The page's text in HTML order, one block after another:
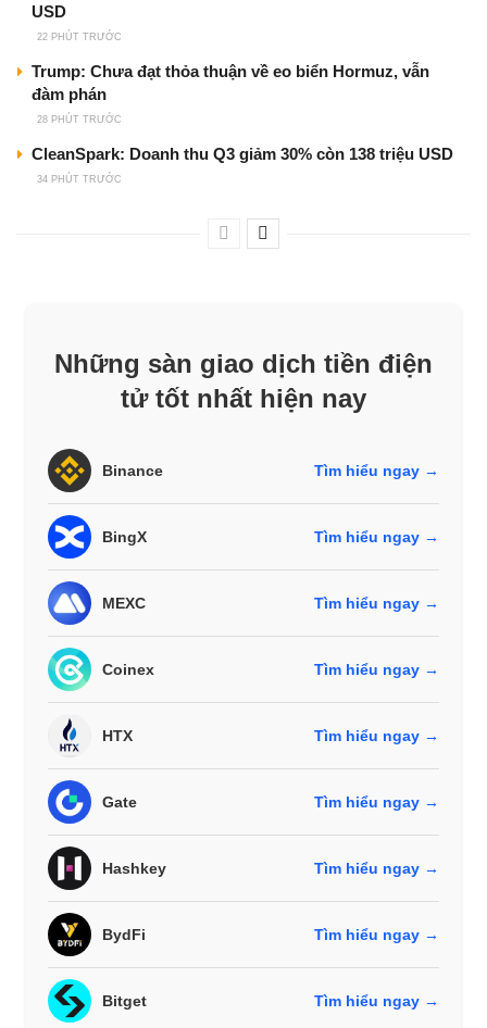
USD
22 PHÚT TRƯỚC
Trump: Chưa đạt thỏa thuận về eo biển Hormuz, vẫn
đàm phán
28 PHÚT TRƯỚC
CleanSpark: Doanh thu Q3 giảm 30% còn 138 triệu USD
34 PHÚT TRƯỚC
Những sàn giao dịch tiền điện
tử tốt nhất hiện nay
Binance Tìm hiểu ngay →
BingX Tìm hiểu ngay →
MEXC Tìm hiểu ngay →
Coinex Tìm hiểu ngay →
HTX Tìm hiểu ngay →
Gate Tìm hiểu ngay →
Hashkey Tìm hiểu ngay →
BydFi Tìm hiểu ngay →
Bitget Tìm hiểu ngay →